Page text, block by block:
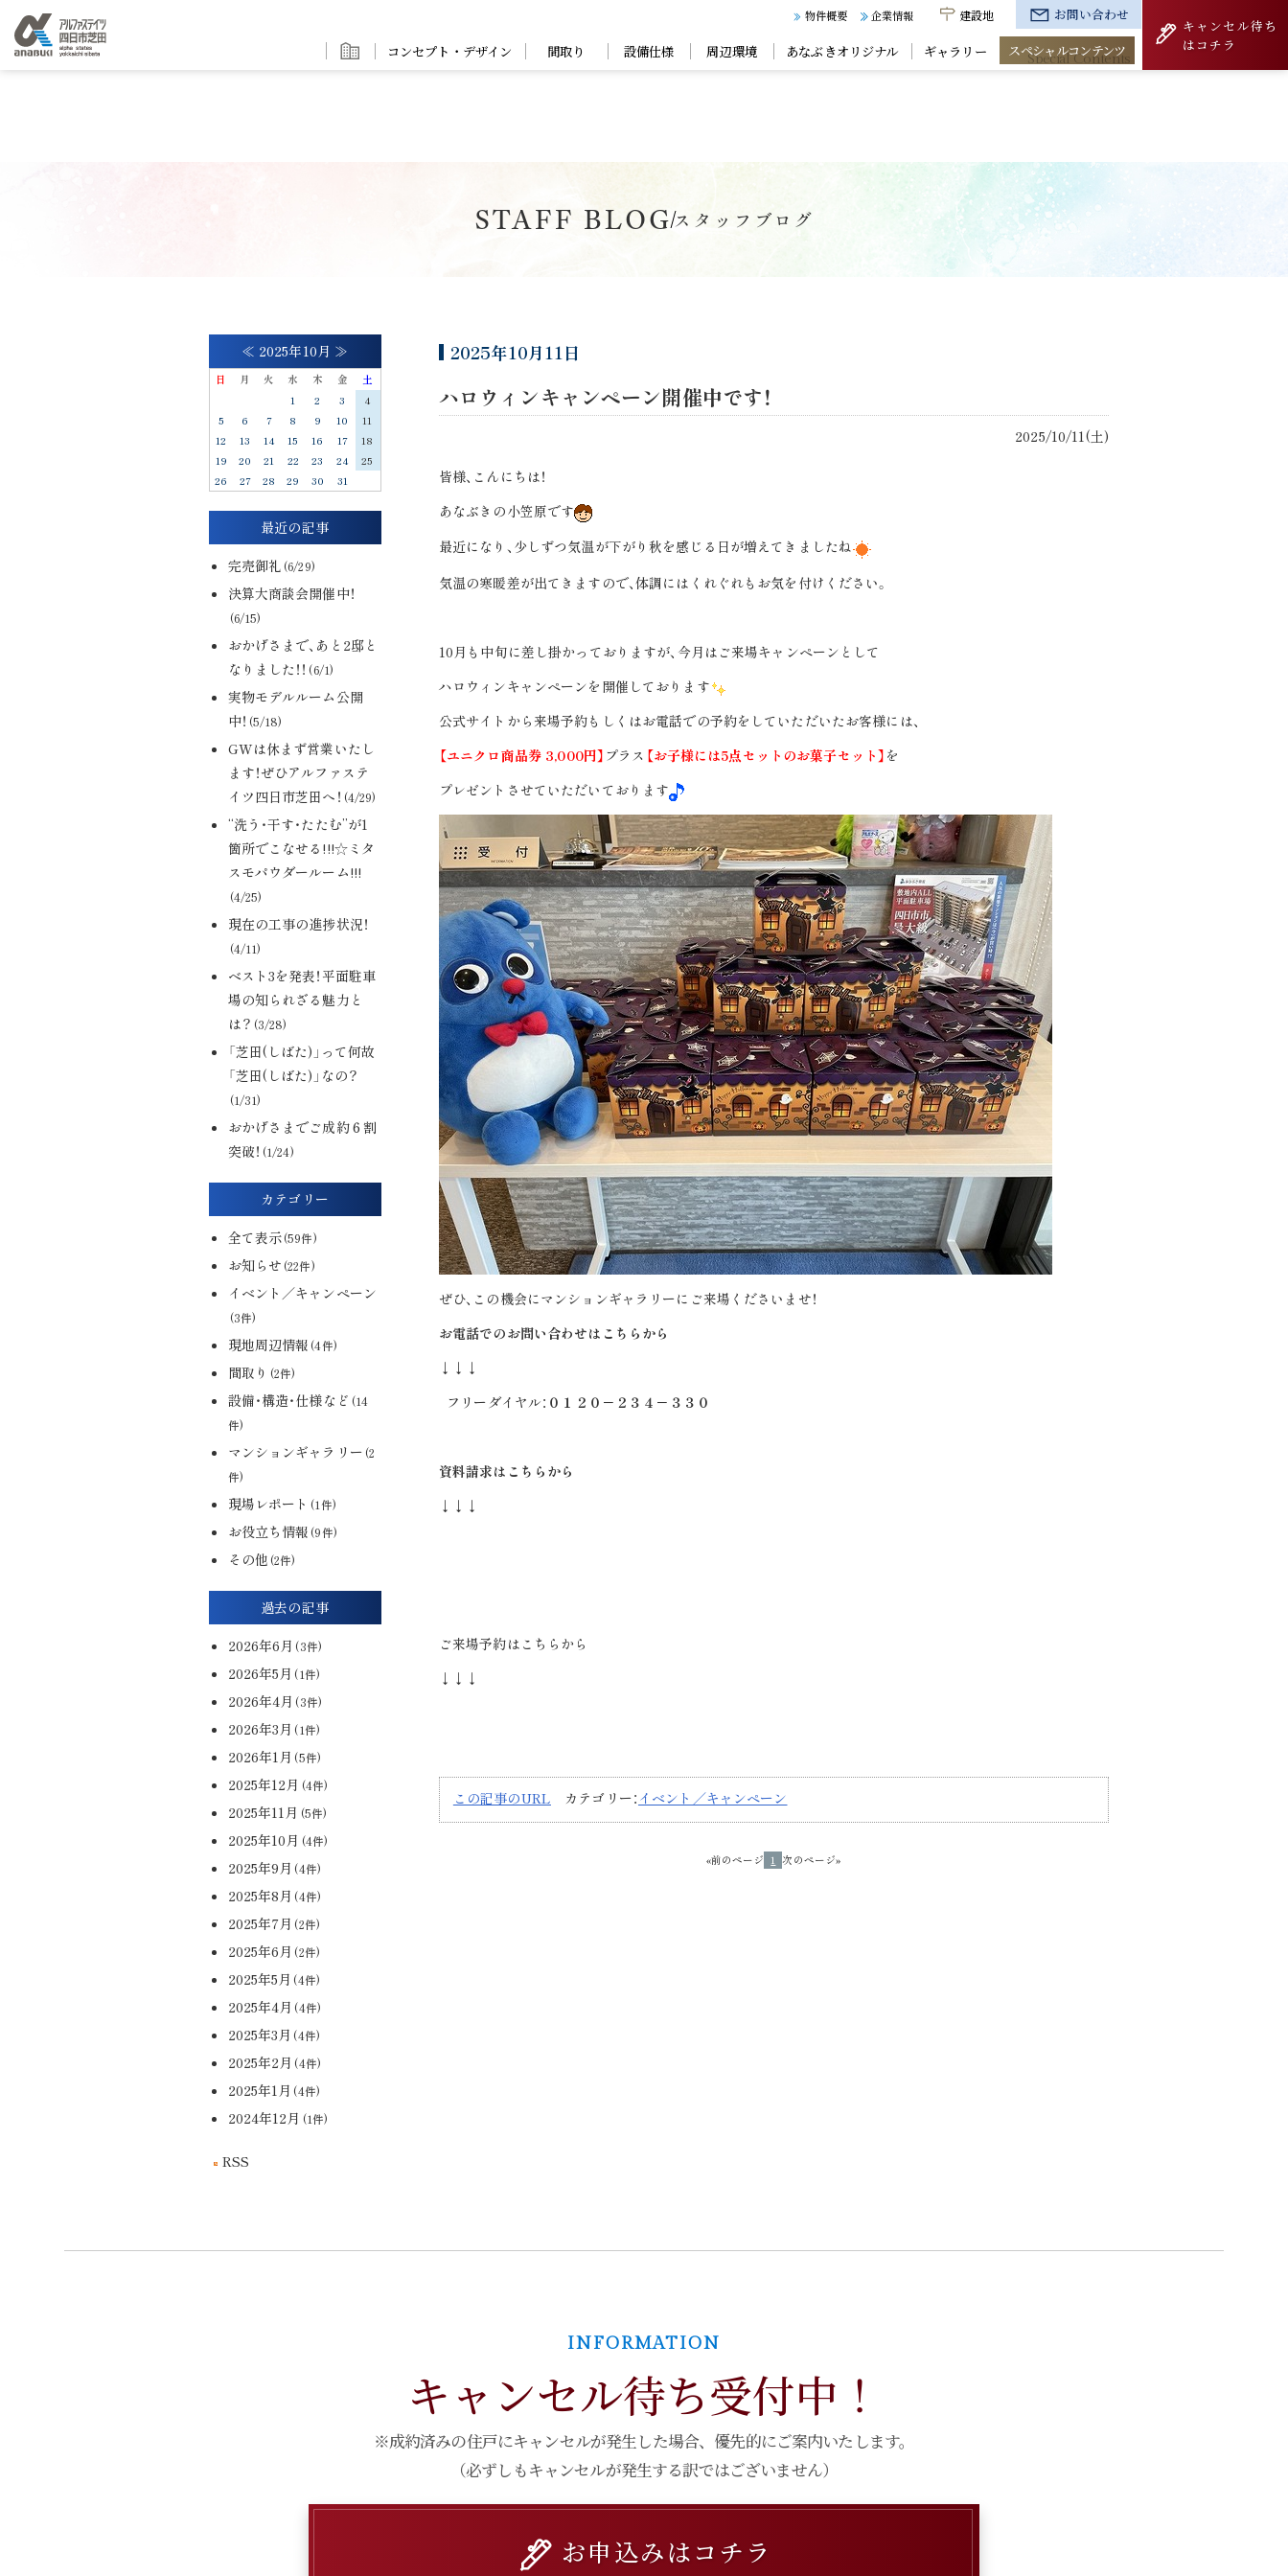
物件概要 企業情報 建設地 お問い合わせ
キャンセル待ち
はコチラ
コンセプト・デザイン 間取り 設備仕様 周辺環境 あなぶきオリジナル ギャラリー スペシャルコンテンツ
STAFF BLOGスタッフブログ
2025年10月11日
ハロウィンキャンペーン開催中です！
2025/10/11(土)
皆様、こんにちは！
あなぶきの小笠原です
最近になり、少しずつ気温が下がり秋を感じる日が増えてきましたね
気温の寒暖差が出てきますので、体調にはくれぐれもお気を付けください。
10月も中旬に差し掛かっておりますが、今月はご来場キャンペーンとして
ハロウィンキャンペーンを開催しております
公式サイトから来場予約もしくはお電話での予約をしていただいたお客様には、
【ユニクロ商品券 3,000円】 プラス 【お子様には5点セットのお菓子セット】 を
プレゼントさせていただいております
ぜひ、この機会にマンションギャラリーにご来場くださいませ！
お電話でのお問い合わせはこちらから
↓↓↓
フリーダイヤル： ０１２０－２３４－３３０
資料請求はこちらから
↓↓↓
ご来場予約はこちらから
↓↓↓
この記事のURL カテゴリー： イベント／キャンペーン
«前のページ 1 次のページ»
≪ 2025年10月 ≫
日 月 火 水 木 金
土
1
2 3
4
5
6 7 8 9 10
11
12
13 14 15 16 17
18
19
20 21 22 23 24
25
26
27 28 29 30 31
最近の記事
完売御礼 (6/29)
決算大商談会開催中！
(6/15)
おかげさまで、あと2邸と
なりました！！ (6/1)
実物モデルルーム公開
中！ (5/18)
GWは休まず営業いたし
ます！ぜひアルファステ
イツ四日市芝田へ！ (4/29)
“洗う・干す・たたむ”が1
箇所でこなせる!!!☆ミタ
スモパウダールーム!!!
(4/25)
現在の工事の進捗状況！
(4/11)
ベスト3を発表！平面駐車
場の知られざる魅力と
は？ (3/28)
「芝田(しばた)」って何故
「芝田(しばた)」なの？
(1/31)
おかげさまでご成約６割
突破！ (1/24)
カテゴリー
全て表示(59件)
お知らせ (22件)
イベント／キャンペーン
(3件)
現地周辺情報 (4件)
間取り (2件)
設備・構造・仕様など (14
件)
マンションギャラリー (2
件)
現場レポート (1件)
お役立ち情報 (9件)
その他 (2件)
過去の記事
2026年6月 (3件)
2026年5月 (1件)
2026年4月 (3件)
2026年3月 (1件)
2026年1月 (5件)
2025年12月 (4件)
2025年11月 (5件)
2025年10月 (4件)
2025年9月 (4件)
2025年8月 (4件)
2025年7月 (2件)
2025年6月 (2件)
2025年5月 (4件)
2025年4月 (4件)
2025年3月 (4件)
2025年2月 (4件)
2025年1月 (4件)
2024年12月 (1件)
RSS
INFORMATION
キャンセル待ち受付中！
※成約済みの住戸にキャンセルが発生した場合、 優先的にご案内いたします。
（必ずしもキャンセルが発生する訳ではございません）
お申込みはコチラ